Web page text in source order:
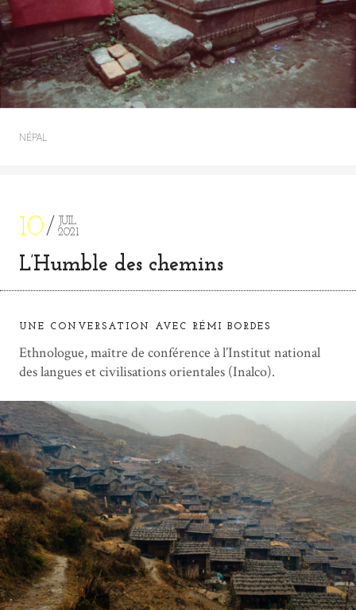
NÉPAL
10
JUIL
2021
L’Humble des chemins
UNE CONVERSATION AVEC RÉMI BORDES
Ethnologue, maître de conférence à l’Institut national
des langues et civilisations orientales (Inalco).